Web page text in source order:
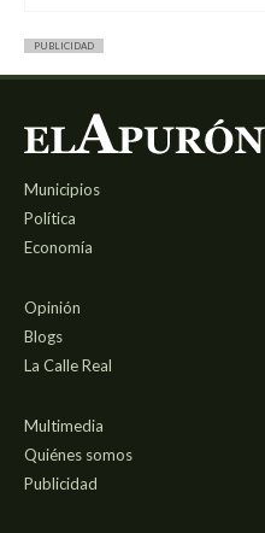
PUBLICIDAD
Municipios
Política
Economía
Opinión
Blogs
La Calle Real
Multimedia
Quiénes somos
Publicidad